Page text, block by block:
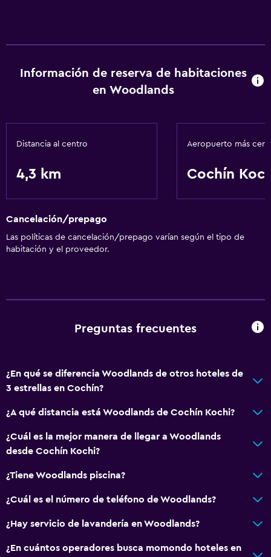
Información de reserva de habitaciones
en Woodlands
Distancia al centro
4,3 km
Aeropuerto más
Cochín
Cancelación/prepago
Las políticas de cancelación/prepago varían según el tipo de
habitación y el proveedor.
Preguntas frecuentes
¿En qué se diferencia Woodlands de otros hoteles de
3 estrellas en Cochín?
¿A qué distancia está Woodlands de Cochín Kochi?
¿Cuál es la mejor manera de llegar a Woodlands
desde Cochín Kochi?
¿Tiene Woodlands piscina?
¿Cuál es el número de teléfono de Woodlands?
¿Hay servicio de lavandería en Woodlands?
¿En cuántos operadores busca momondo hoteles en